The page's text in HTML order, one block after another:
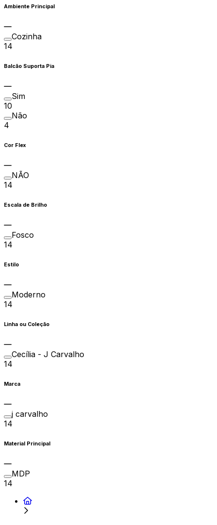
Ambiente Principal
Cozinha
14
Balcão Suporta Pia
Sim
10
Não
4
Cor Flex
NÃO
14
Escala de Brilho
Fosco
14
Estilo
Moderno
14
Linha ou Coleção
Cecília - J Carvalho
14
Marca
j carvalho
14
Material Principal
MDP
14